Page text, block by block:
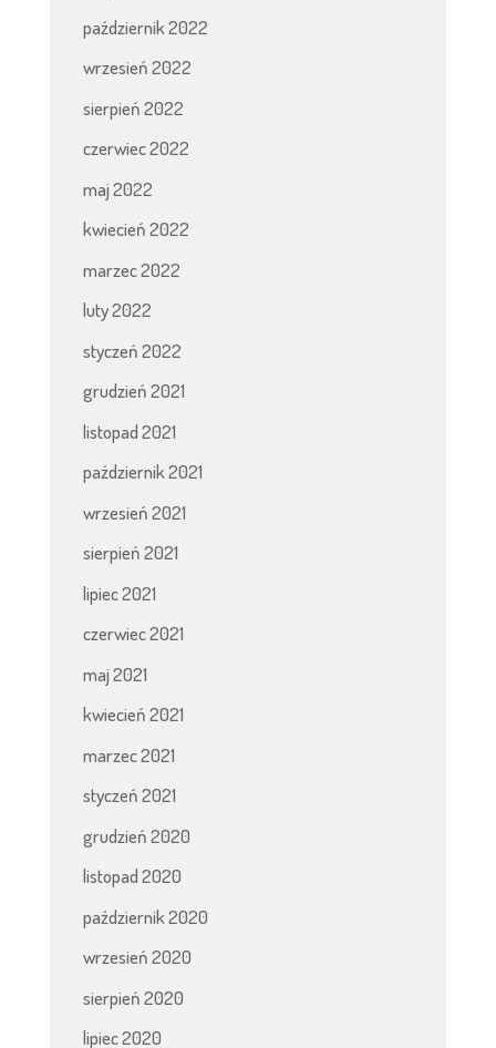
październik 2022
wrzesień 2022
sierpień 2022
czerwiec 2022
maj 2022
kwiecień 2022
marzec 2022
luty 2022
styczeń 2022
grudzień 2021
listopad 2021
październik 2021
wrzesień 2021
sierpień 2021
lipiec 2021
czerwiec 2021
maj 2021
kwiecień 2021
marzec 2021
styczeń 2021
grudzień 2020
listopad 2020
październik 2020
wrzesień 2020
sierpień 2020
lipiec 2020